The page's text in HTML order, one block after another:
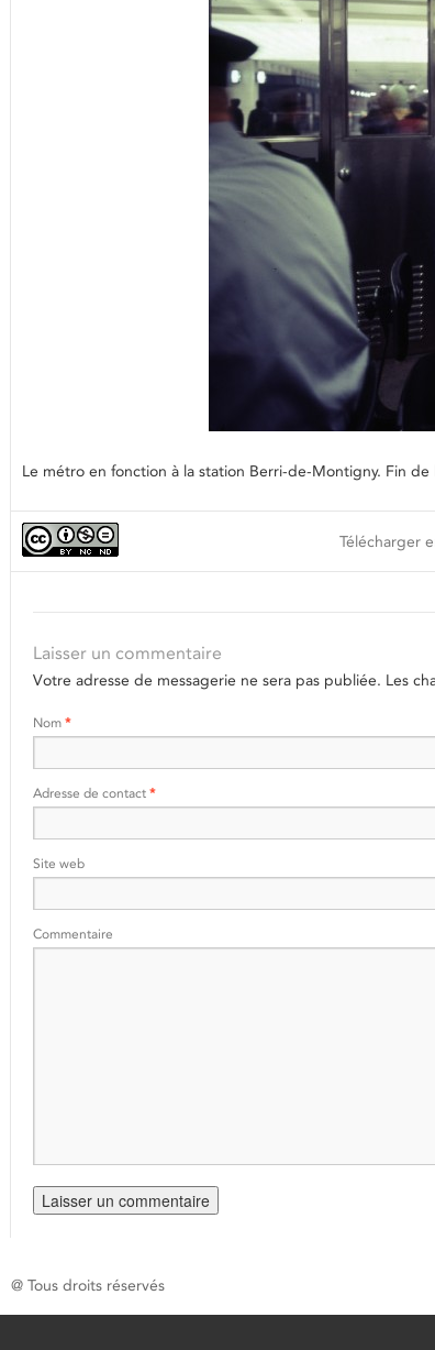
Le métro en fonction à la station Berri-de-Montigny. Fin
Télécharger
Laisser un commentaire
Votre adresse de messagerie ne sera pas publiée. Les
Nom *
Adresse de contact *
Site web
Commentaire
@ Tous droits réservés